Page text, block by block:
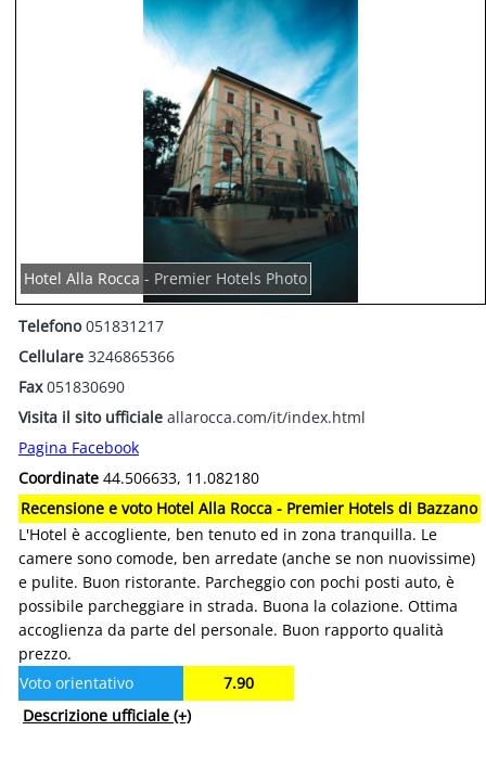
Hotel Alla Rocca - Premier Hotels Photo
Telefono051831217
Cellulare 3246865366
Fax051830690
Visita il sito ufficiale allarocca.com/it/index.html
Pagina Facebook
Coordinate 44.506633, 11.082180
Recensione e voto Hotel Alla Rocca - Premier Hotels di Bazzano
L'Hotel è accogliente, ben tenuto ed in zona tranquilla. Le
camere sono comode, ben arredate (anche se non nuovissime)
e pulite. Buon ristorante. Parcheggio con pochi posti auto, è
possibile parcheggiare in strada. Buona la colazione. Ottima
accoglienza da parte del personale. Buon rapporto qualità
prezzo.
Voto orientativo
7.90
Descrizione ufficiale (+)